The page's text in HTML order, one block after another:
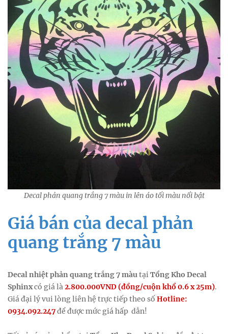
Decal phản quang trắng 7 màu in lên áo tối màu nổi bật
Giá bán của decal phản
quang trắng 7 màu
Decal nhiệt phản quang trắng 7 màutạiTổng Kho Decal
Sphinxcó giá là2.800.000VND (đồng/cuộn khổ 0.6 x 25m).
Giá đại lý vui lòng liên hệ trực tiếp theo số Hotline:
0934.092.247để được mức giá hấp dẫn!